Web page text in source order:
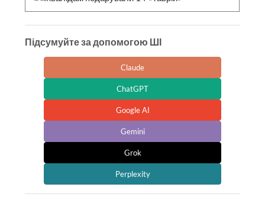
Підсумуйте за допомогою ШІ
Claude
ChatGPT
Google AI
Gemini
Grok
Perplexity